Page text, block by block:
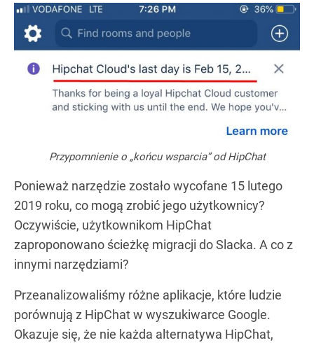
Przypomnienie o „końcu wsparcia” od HipChat
Ponieważ narzędzie zostało wycofane 15 lutego
2019 roku, co mogą zrobić jego użytkownicy?
Oczywiście, użytkownikom HipChat
zaproponowano ścieżkę migracji do Slacka. A co z
innymi narzędziami?
Przeanalizowaliśmy różne aplikacje, które ludzie
porównują z HipChat w wyszukiwarce Google.
Okazuje się, że nie każda alternatywa HipChat,